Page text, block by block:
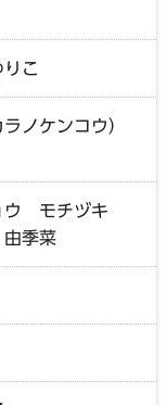
こ
ノケンコウ）
ウ モチヅキ
季菜